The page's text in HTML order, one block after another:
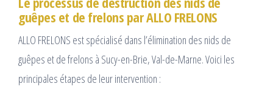
guêpes et de frelons par ALLO FRELONS
ALLO FRELONS est spécialisé dans l’élimination des nids de
guêpes et de frelons à Sucy-en-Brie, Val-de-Marne. Voici les
principales étapes de leur intervention :